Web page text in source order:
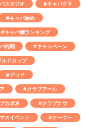
スタジオ #キャバクラ
#キャバ始め
#キャバ嬢ランキング
内閣 #キャンペーン
ルドカップ
#グッド
#クラブアール
カポネ #クラブナウ
スイベント #ケーツー